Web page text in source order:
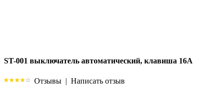
ST-001 выключатель автоматический, клавиша 16А
Отзывы | Написать отзыв